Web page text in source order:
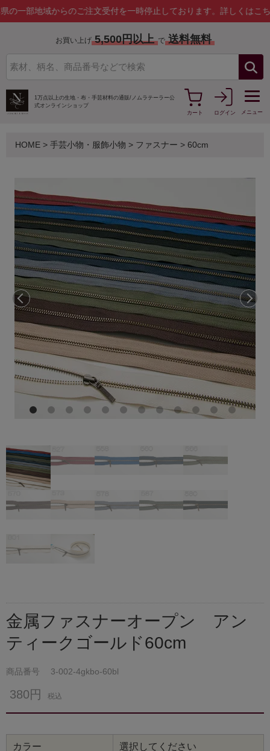
からのご注文受付を一時停止しております。詳しくはこちら
お買い上げ 5,500円以上 で 送料無料
1万点以上の生地・布・手芸材料の通販/ ノムラテーラー公
式オンラインショップ
カート
ログイン メニュー
HOME > 手芸小物・服飾小物 > ファスナー > 60cm
前へ 次へ
金属ファスナーオープン アン
ティークゴールド60cm
商品番号 3-002-4gkbo-60bl
380円 税込
カラー 選択してください